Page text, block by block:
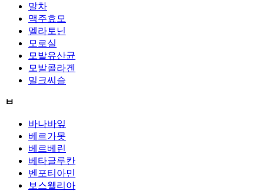
말차
맥주효모
멜라토닌
모로실
모발유산균
모발콜라겐
밀크씨슬
ㅂ
바나바잎
베르가못
베르베린
베타글루칸
벤포티아민
보스웰리아